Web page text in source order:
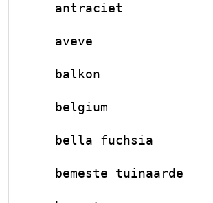
antraciet
aveve
balkon
belgium
bella fuchsia
bemeste tuinaarde